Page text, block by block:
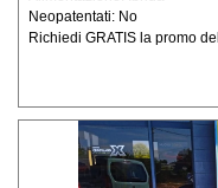
anagrafici,
Possono
dati relativi
non
Neopatentati: No
Richiedi GRATIS la promo